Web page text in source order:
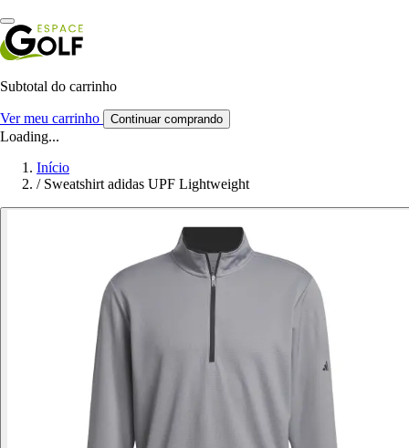
Subtotal do carrinho
Ver meu carrinho Continuar comprando
Loading...
Início
/ Sweatshirt adidas UPF Lightweight